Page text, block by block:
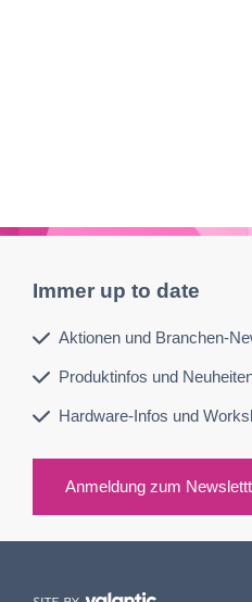
Immer up to date
Aktionen und Branchen-
Produktinfos und
Hardware-Infos und
Anmeldung zum